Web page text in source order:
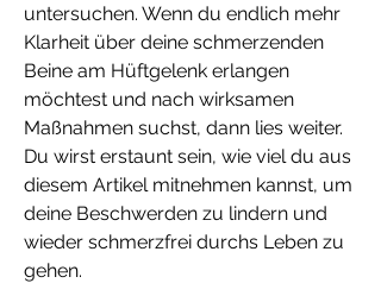
untersuchen. Wenn du endlich mehr
Klarheit über deine schmerzenden
Beine am Hüftgelenk erlangen
möchtest und nach wirksamen
Maßnahmen suchst, dann lies weiter.
Du wirst erstaunt sein, wie viel du aus
diesem Artikel mitnehmen kannst, um
deine Beschwerden zu lindern und
wieder schmerzfrei durchs Leben zu
gehen.